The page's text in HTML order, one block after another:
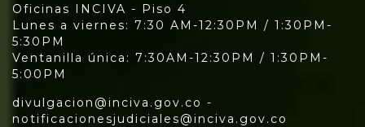
Oficinas INCIVA - Piso 4
Lunes a viernes: 7:30 AM-12:30PM / 1:30PM-
5:30PM
Ventanilla única: 7:30AM-12:30PM / 1:30PM-
5:00PM
divulgacion@inciva.gov.co -
notificacionesjudiciales@inciva.gov.co